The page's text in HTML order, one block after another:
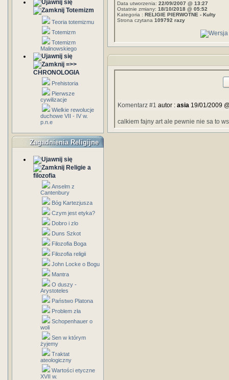
Totemizm
Teoria totemizmu
Totemizm
Totemizm
Malinowskiego
=>>
CHRONOLOGIA
Prehistoria
Pierwsze
cywilizacje
Wielkie rewolucje
duchowe VII - IV w.
p.n.e
Zagadnienia Religijne
Religie a
filozofia
Anselm z
Cantenbury
Bóg Kartezjusza
Czym jest etyka?
Dobro i zlo
Duns Szkot
Filozofia Boga
Filozofia religii
John Locke o Bogu
Mantra
O duszy -
Arystoteles
Państwo Platona
Problem zła
Schopenhauer o
woli
Sen w którym
żyjemy
Traktat
ateologiczny
Wartości etyczne
XVII w.
Data utworzenia: 22/09/2007 @ 13:27
Ostatnie zmiany: 18/10/2018 @ 05:52
Kategoria : RELIGIE PIERWOTNE - Kulty
Strona czytana 109792 razy
Komentarz #1 autor : asia 19/01/2009
calkiem fajny art ale pewnie nie sa to